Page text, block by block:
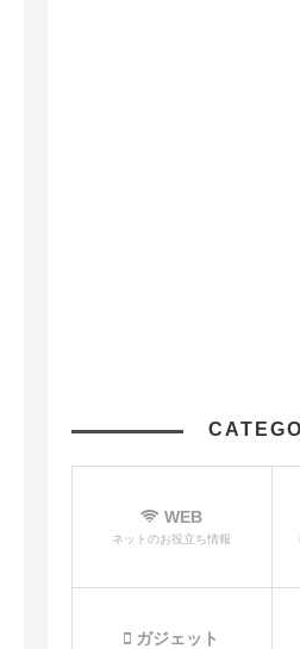
WEB
ネットのお役立ち情報
ガジェット